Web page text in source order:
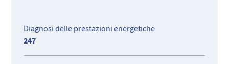
Diagnosi delle prestazioni energetiche
247